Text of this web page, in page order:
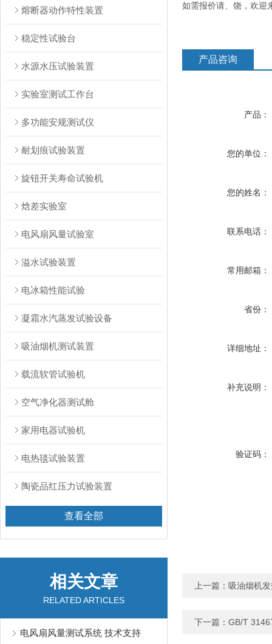
熔断器动作特性装置
稳定性试验台
水源水压试验装置
实验室测试工作台
多功能安规测试仪
耐划痕试验装置
旋钮开关寿命试验机
焓差实验室
电风扇风量试验室
溢水试验装置
电冰箱性能试验
凝霜水汽蒸发试验设备
吸油烟机测试装置
载流软管试验机
空气净化器测试舱
家用电器试验机
电热毯试验装置
陶瓷品红压力试验装置
查看全部
相关文章
RELATED ARTICLES
电风扇风量测试系统 技术支持
如需报价请、饶，欢迎
产品咨询
产品：
您的单位：
您的姓名：
联系电话：
常用邮箱：
省份：
详细地址：
补充说明：
验证码：
上一篇： 吸油烟机
下一篇： GB/T